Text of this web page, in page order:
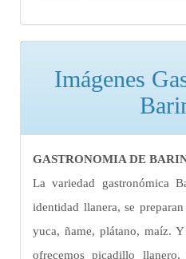
Imágenes
GASTRONOMIA DE
La variedad gastronómica
identidad llanera, se
yuca, ñame, plátano, maíz.
ofrecemos picadillo